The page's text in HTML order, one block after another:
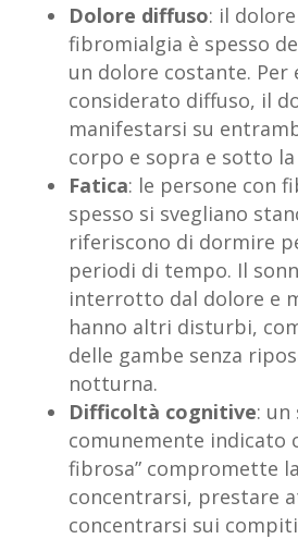
Dolore diffuso: il
fibromialgia è spesso
un dolore costante. Per
considerato diffuso, il
manifestarsi su
corpo e sopra e sotto
Fatica: le persone con
spesso si svegliano
riferiscono di dormire
periodi di tempo. Il
interrotto dal dolore e
hanno altri disturbi,
delle gambe senza
notturna.
Difficoltà cognitive:
comunemente indicato
fibrosa” compromette
concentrarsi, prestare
concentrarsi sui